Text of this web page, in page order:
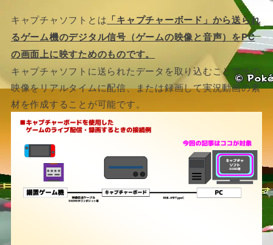
キャプチャソフトとは 「キャプチャーボード」から送られ
るゲーム機のデジタル信号（ゲームの映像と音声）をPC
の画面上に映すためのものです。
キャプチャソフトに送られたデータを取り込むことでその
映像をリアルタイムに配信、または録画して実況動画の素
材を作成することが可能です。